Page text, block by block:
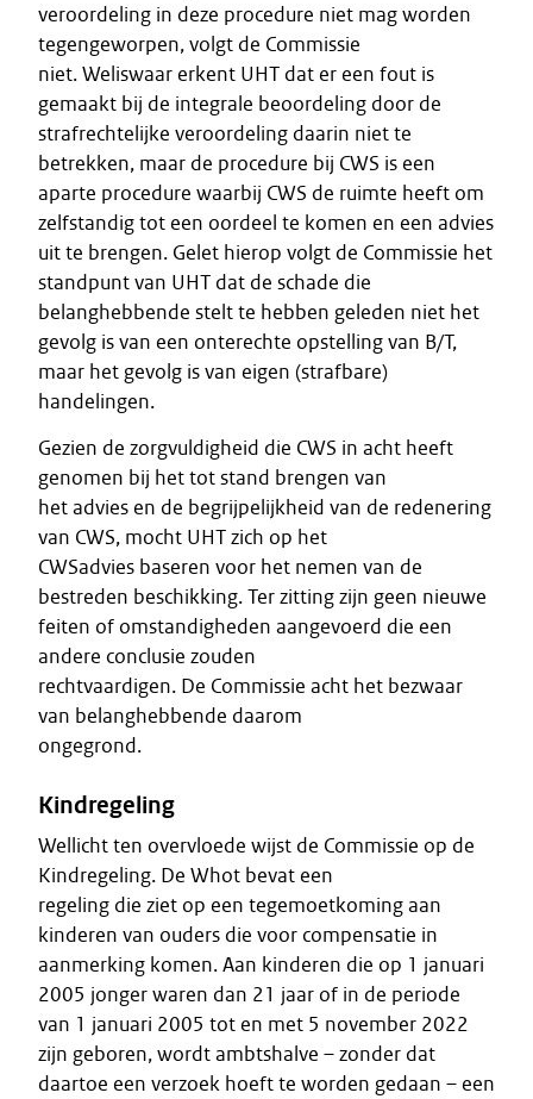
veroordeling in deze procedure niet mag worden
tegengeworpen, volgt de Commissie
niet. Weliswaar erkent UHT dat er een fout is
gemaakt bij de integrale beoordeling door de
strafrechtelijke veroordeling daarin niet te
betrekken, maar de procedure bij CWS is een
aparte procedure waarbij CWS de ruimte heeft om
zelfstandig tot een oordeel te komen en een advies
uit te brengen. Gelet hierop volgt de Commissie het
standpunt van UHT dat de schade die
belanghebbende stelt te hebben geleden niet het
gevolg is van een onterechte opstelling van B/T,
maar het gevolg is van eigen (strafbare)
handelingen.
Gezien de zorgvuldigheid die CWS in acht heeft
genomen bij het tot stand brengen van
het advies en de begrijpelijkheid van de redenering
van CWS, mocht UHT zich op het
CWSadvies baseren voor het nemen van de
bestreden beschikking. Ter zitting zijn geen nieuwe
feiten of omstandigheden aangevoerd die een
andere conclusie zouden
rechtvaardigen. De Commissie acht het bezwaar
van belanghebbende daarom
ongegrond.
Kindregeling
Wellicht ten overvloede wijst de Commissie op de
Kindregeling. De Whot bevat een
regeling die ziet op een tegemoetkoming aan
kinderen van ouders die voor compensatie in
aanmerking komen. Aan kinderen die op 1 januari
2005 jonger waren dan 21 jaar of in de periode
van 1 januari 2005 tot en met 5 november 2022
zijn geboren, wordt ambtshalve – zonder dat
daartoe een verzoek hoeft te worden gedaan – een